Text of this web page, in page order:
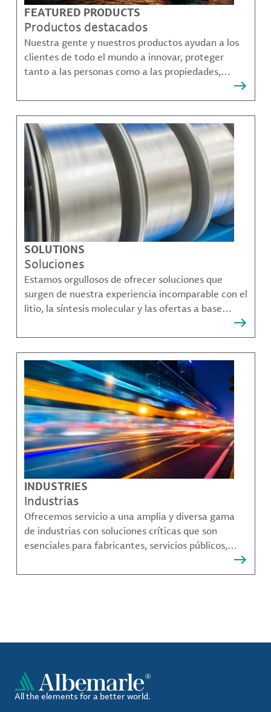
FEATURED PRODUCTS
Productos destacados
Nuestra gente y nuestros productos ayudan a los
clientes de todo el mundo a innovar, proteger
tanto a las personas como a las propiedades,
sostenibles de moverse, comunicarse y prosperar.
SOLUTIONS
Soluciones
Estamos orgullosos de ofrecer soluciones que
surgen de nuestra experiencia incomparable con el
litio, la síntesis molecular y las ofertas a base
bromo que resuelven muchos de los desafíos más
complejos de nuestros clientes.
INDUSTRIES
Industrias
Ofrecemos servicio a una amplia y diversa gama
de industrias con soluciones críticas que son
esenciales para fabricantes, servicios públicos,
compuestos de materiales y mucho más.
All the elements for a better world.